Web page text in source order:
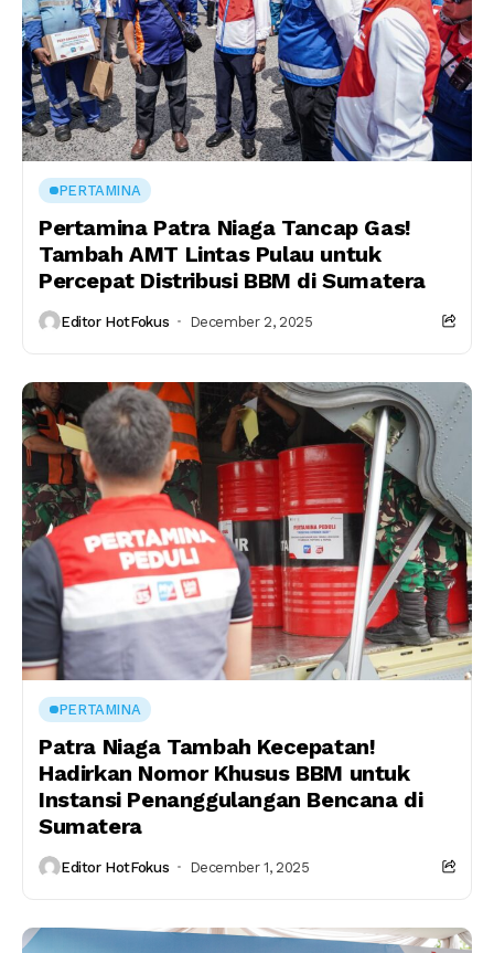
PERTAMINA
Pertamina Patra Niaga Tancap Gas!
Tambah AMT Lintas Pulau untuk
Percepat Distribusi BBM di Sumatera
Editor HotFokus December 2, 2025
PERTAMINA
Patra Niaga Tambah Kecepatan!
Hadirkan Nomor Khusus BBM untuk
Instansi Penanggulangan Bencana di
Sumatera
Editor HotFokus December 1, 2025